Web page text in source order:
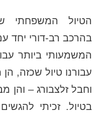
הטיול המשפחתי
בהרכב רב-דורי יחד עם
המשמעותי ביותר
עבורנו טיול שכזה,
וחבל זלצבורג –
בטיול. זכיתי